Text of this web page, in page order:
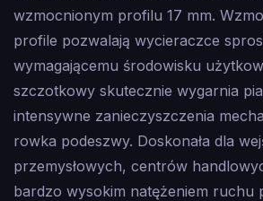
wzmocnionym profilu 17 mm.
profile pozwalają wycieraczce
wymagającemu środowisku
szczotkowy skutecznie wygarnia
intensywne zanieczyszczenia
rowka podeszwy. Doskonała dla
przemysłowych, centrów
bardzo wysokim natężeniem ruchu